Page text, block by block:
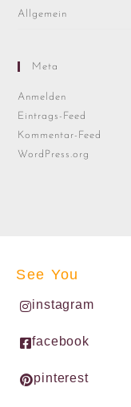
Allgemein
Meta
Anmelden
Eintrags-Feed
Kommentar-Feed
WordPress.org
See You
instagram
facebook
pinterest